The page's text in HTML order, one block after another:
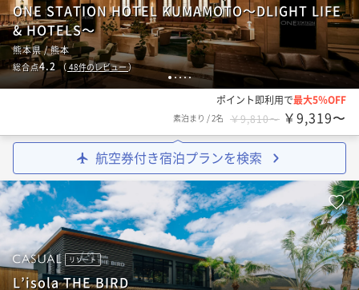
12345
ONE STATION HOTEL KUMAMOTO～DLIGHT LIFE
& HOTELS～
熊本県 / 熊本
総合点4.2 （ 48件のレビュー）
ポイント即利用で最大5％OFF
素泊まり /2名 ￥9,810〜 ￥9,319〜
航空券付き宿泊プランを検索
リゾート
L’isola THE BIRD